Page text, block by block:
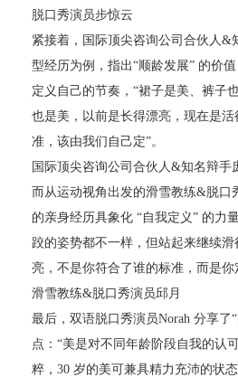
脱口秀演员步惊云
紧接着，国际顶尖咨询公司合伙人&
型经历为例，指出“顺龄发展” 的价
定义自己的节奏，“裙子是美、裤子
也是美，以前是长得漂亮，现在是
准，该由我们自己定”。
国际顶尖咨询公司合伙人&知名辩手
而从运动视角出发的滑雪教练&脱口
的亲身经历具象化 “自我定义” 的力
跤的姿势都不一样，但站起来继续
亮，不是你符合了谁的标准，而是
滑雪教练&脱口秀演员邱月
最后，双语脱口秀演员Norah 分享了
点：“美是对不同年龄阶段自我的
粹，30 岁的美可兼具精力充沛的状